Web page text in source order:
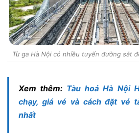
Từ ga Hà Nội có nhiều tuyến đường sắt
Xem thêm: Tàu hoả Hà Nội
chạy, giá vé và cách đặt vé
nhất